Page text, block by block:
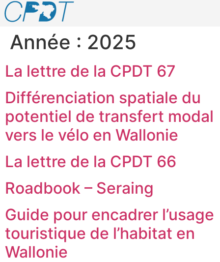
Année : 2025
La lettre de la CPDT 67
Différenciation spatiale du
potentiel de transfert modal
vers le vélo en Wallonie
La lettre de la CPDT 66
Roadbook – Seraing
Guide pour encadrer l’usage
touristique de l’habitat en
Wallonie